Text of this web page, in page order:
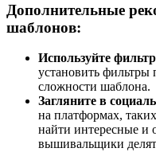
Дополнительные
шаблонов:
Используйте
установить фильтры
сложности шаблона.
Загляните в
на платформах,
найти интересные и
вышивальщики